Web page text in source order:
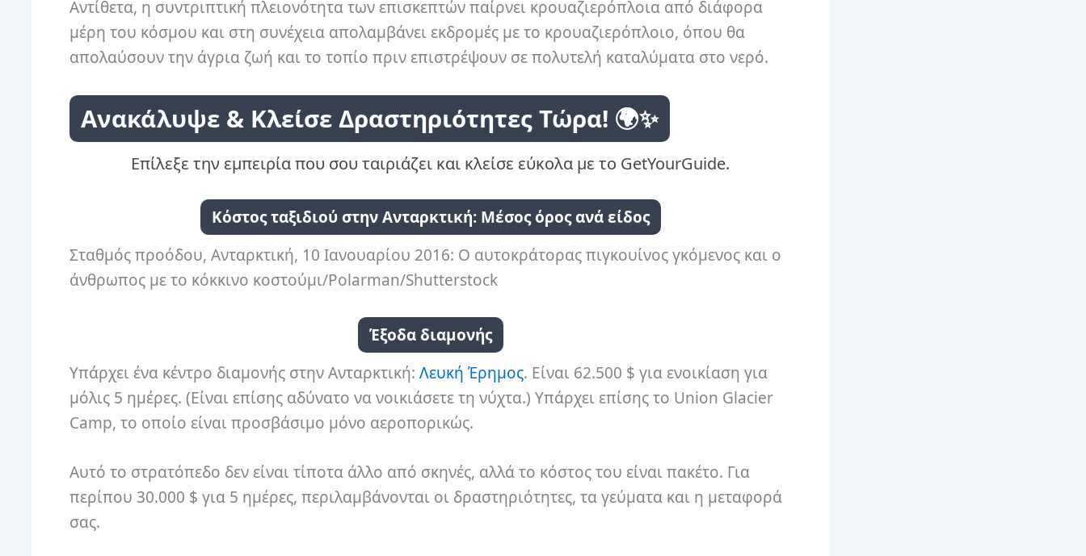
Αντίθετα, η συντριπτική πλειονότητα των επισκεπτών παίρνει κρουαζιερόπλοια από διάφορα
μέρη του κόσμου και στη συνέχεια απολαμβάνει εκδρομές με το κρουαζιερόπλοιο, όπου θα
απολαύσουν την άγρια ​​ζωή και το τοπίο πριν επιστρέψουν σε πολυτελή καταλύματα στο νερό.
Ανακάλυψε & Κλείσε Δραστηριότητες Τώρα! 🌍✨
Επίλεξε την εμπειρία που σου ταιριάζει και κλείσε εύκολα με το GetYourGuide.
Κόστος ταξιδιού στην Ανταρκτική: Μέσος όρος ανά είδος
Σταθμός προόδου, Ανταρκτική, 10 Ιανουαρίου 2016: Ο αυτοκράτορας πιγκουίνος γκόμενος και ο
άνθρωπος με το κόκκινο κοστούμι/Polarman/Shutterstock
Έξοδα διαμονής
Υπάρχει ένα κέντρο διαμονής στην Ανταρκτική: Λευκή Έρημος. Είναι 62.500 $ για ενοικίαση για
μόλις 5 ημέρες. (Είναι επίσης αδύνατο να νοικιάσετε τη νύχτα.) Υπάρχει επίσης το Union Glacier
Camp, το οποίο είναι προσβάσιμο μόνο αεροπορικώς.
Αυτό το στρατόπεδο δεν είναι τίποτα άλλο από σκηνές, αλλά το κόστος του είναι πακέτο. Για
περίπου 30.000 $ για 5 ημέρες, περιλαμβάνονται οι δραστηριότητες, τα γεύματα και η μεταφορά
σας.